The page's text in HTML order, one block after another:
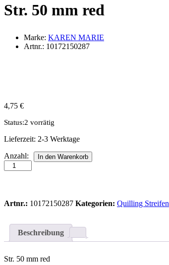
Str. 50 mm red
Marke: KAREN MARIE
Artnr.: 10172150287
4,75 €
Status:2 vorrätig
Lieferzeit: 2-3 Werktage
Str.
mm
Anzahl: In den Warenkorb
Artnr.: 10172150287 Kategorien: Quilling Streifen
Beschreibung
Str. 50 mm red